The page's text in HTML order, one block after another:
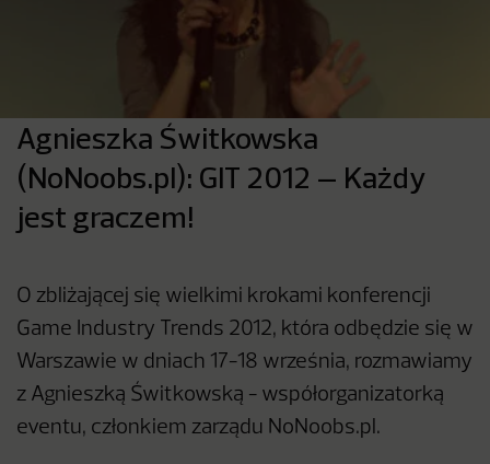
Agnieszka Świtkowska
(NoNoobs.pl): GIT 2012 – Każdy
jest graczem!
O zbliżającej się wielkimi krokami konferencji
Game Industry Trends 2012, która odbędzie się w
Warszawie w dniach 17-18 września, rozmawiamy
z Agnieszką Świtkowską - współorganizatorką
eventu, członkiem zarządu NoNoobs.pl.